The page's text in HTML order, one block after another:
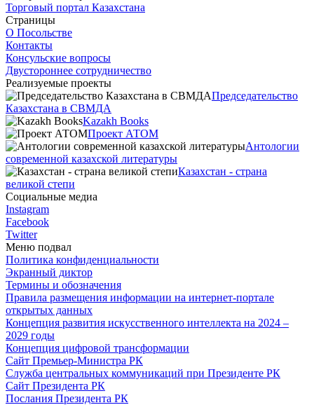
Торговый портал Казахстана
Страницы
О Посольстве
Контакты
Консульские вопросы
Двустороннее сотрудничество
Реализуемые проекты
Председательство
Казахстана в СВМДА
Kazakh Books
Проект АТОМ
Антологии
современной казахской литературы
Казахстан - страна
великой степи
Социальные медиа
Instagram
Facebook
Twitter
Меню подвал
Политика конфиденциальности
Экранный диктор
Термины и обозначения
Правила размещения информации на интернет-портале
открытых данных
Концепция развития искусственного интеллекта на 2024 –
2029 годы
Концепция цифровой трансформации
Сайт Премьер-Министра РК
Служба центральных коммуникаций при Президенте РК
Сайт Президента РК
Послания Президента РК